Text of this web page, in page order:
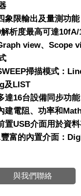
象限輸出及量測功
析度最高可達
view、Scope
掃描模式：
及LIST
達16台設備同步功
建電阻、功率和
置USB介面用於資
豐富的內置介面：
與我們聯絡